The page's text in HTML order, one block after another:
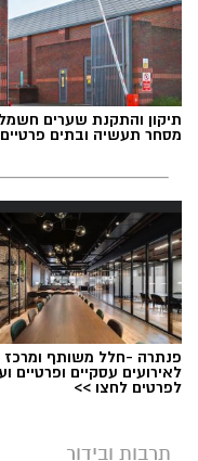
תיקון והתקנת שערים
מסחר תעשיה ובתים
פנתרה -חלל משותף ומרכז
לאירועים עסקיים ופרטיים
לפרטים לחצו >>
תרבות ובידור